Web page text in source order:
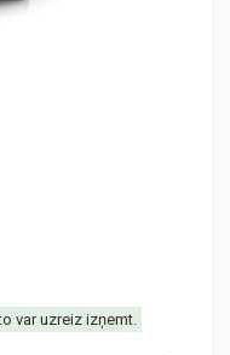
var uzreiz izņemt.